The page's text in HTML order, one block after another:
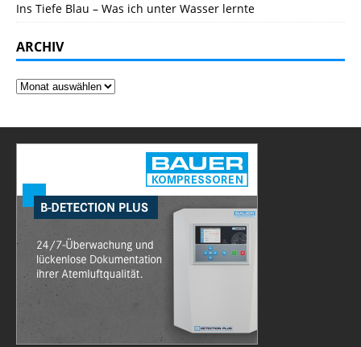
Ins Tiefe Blau – Was ich unter Wasser lernte
ARCHIV